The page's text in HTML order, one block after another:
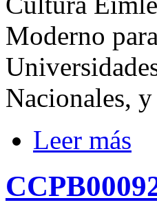
Moderno para
Nacionales, y
Leer más